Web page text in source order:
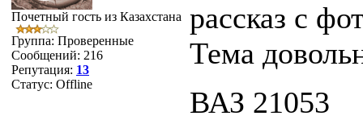
Почетный гость из Казахстана
Группа: Проверенные
Сообщений: 216
Репутация: 13
Статус: Offline
рассказ с
Тема
ВАЗ 21053